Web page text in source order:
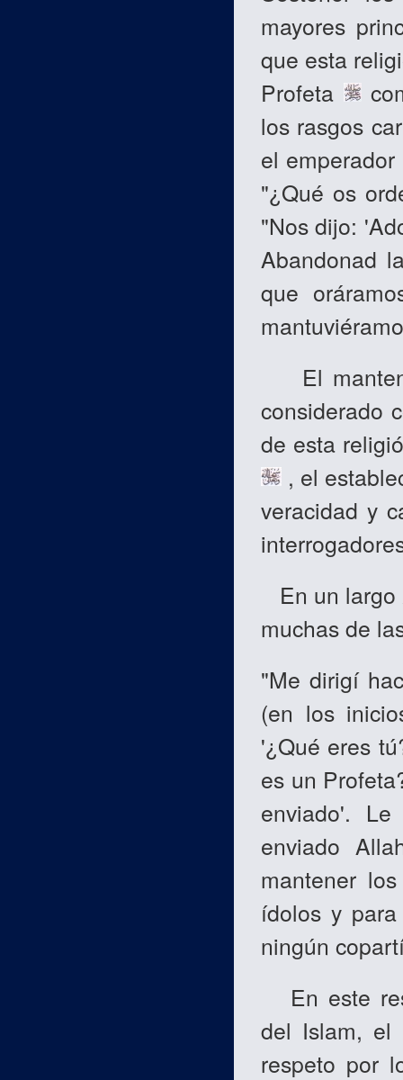
mayores
que esta
Profeta
los rasgos
el
"¿Qué os
"Nos dijo:
Abandonad
que
El
considerado
de esta
, el
veracidad y
En un largo
muchas de
"Me dirigí
(en los
'¿Qué eres
es un
enviado'.
enviado
mantener
ídolos y
ningún
En este
del Islam,
respeto por